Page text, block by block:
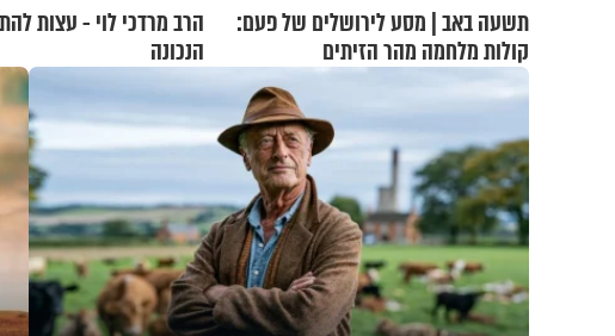
תשעה באב | מסע לירושלים של פעם:
קולות מלחמה מהר הזיתים
הרב מרדכי לוי - עצות
הנכונה